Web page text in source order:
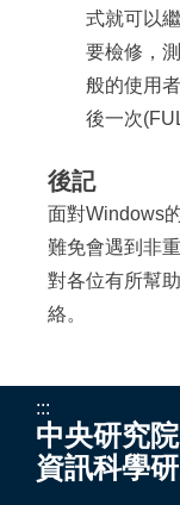
式就可以
要檢修，
般的使用
後一次
後記
面對Windows
難免會遇到非
對各位有所幫
絡。
:::
中央研究院
資訊科學